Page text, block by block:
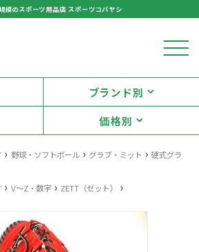
模のスポーツ用品店 スポーツコバヤシ
ブランド別
価格別
› 野球・ソフトボール› グラブ・ミット ›硬式グラ
› V〜Z・数字› ZETT（ゼット） ›